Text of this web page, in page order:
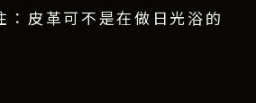
：皮革可不是在做日光浴的